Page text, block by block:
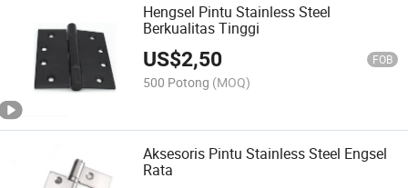
Hengsel Pintu Stainless Steel
Berkualitas Tinggi
US$2,50 FOB
500 Potong (MOQ)
Aksesoris Pintu Stainless Steel Engsel
Rata